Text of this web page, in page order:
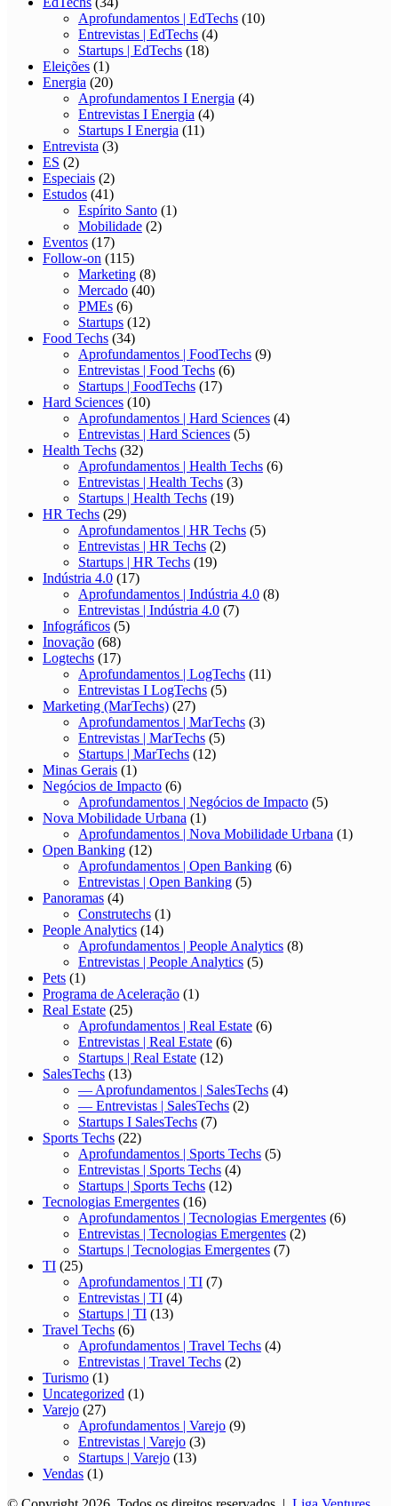
Aprofundamentos | EdTechs (10)
Entrevistas | EdTechs (4)
Startups | EdTechs (18)
Eleições (1)
Energia (20)
Aprofundamentos I Energia (4)
Entrevistas I Energia (4)
Startups I Energia (11)
Entrevista (3)
ES (2)
Especiais (2)
Estudos (41)
Espírito Santo (1)
Mobilidade (2)
Eventos (17)
Follow-on (115)
Marketing (8)
Mercado (40)
PMEs (6)
Startups (12)
Food Techs (34)
Aprofundamentos | FoodTechs (9)
Entrevistas | Food Techs (6)
Startups | FoodTechs (17)
Hard Sciences (10)
Aprofundamentos | Hard Sciences (4)
Entrevistas | Hard Sciences (5)
Health Techs (32)
Aprofundamentos | Health Techs (6)
Entrevistas | Health Techs (3)
Startups | Health Techs (19)
HR Techs (29)
Aprofundamentos | HR Techs (5)
Entrevistas | HR Techs (2)
Startups | HR Techs (19)
Indústria 4.0 (17)
Aprofundamentos | Indústria 4.0 (8)
Entrevistas | Indústria 4.0 (7)
Infográficos (5)
Inovação (68)
Logtechs (17)
Aprofundamentos | LogTechs (11)
Entrevistas I LogTechs (5)
Marketing (MarTechs) (27)
Aprofundamentos | MarTechs (3)
Entrevistas | MarTechs (5)
Startups | MarTechs (12)
Minas Gerais (1)
Negócios de Impacto (6)
Aprofundamentos | Negócios de Impacto (5)
Nova Mobilidade Urbana (1)
Aprofundamentos | Nova Mobilidade Urbana (1)
Open Banking (12)
Aprofundamentos | Open Banking (6)
Entrevistas | Open Banking (5)
Panoramas (4)
Construtechs (1)
People Analytics (14)
Aprofundamentos | People Analytics (8)
Entrevistas | People Analytics (5)
Pets (1)
Programa de Aceleração (1)
Real Estate (25)
Aprofundamentos | Real Estate (6)
Entrevistas | Real Estate (6)
Startups | Real Estate (12)
SalesTechs (13)
— Aprofundamentos | SalesTechs (4)
— Entrevistas | SalesTechs (2)
Startups I SalesTechs (7)
Sports Techs (22)
Aprofundamentos | Sports Techs (5)
Entrevistas | Sports Techs (4)
Startups | Sports Techs (12)
Tecnologias Emergentes (16)
Aprofundamentos | Tecnologias Emergentes (6)
Entrevistas | Tecnologias Emergentes (2)
Startups | Tecnologias Emergentes (7)
TI (25)
Aprofundamentos | TI (7)
Entrevistas | TI (4)
Startups | TI (13)
Travel Techs (6)
Aprofundamentos | Travel Techs (4)
Entrevistas | Travel Techs (2)
Turismo (1)
Uncategorized (1)
Varejo (27)
Aprofundamentos | Varejo (9)
Entrevistas | Varejo (3)
Startups | Varejo (13)
Vendas (1)